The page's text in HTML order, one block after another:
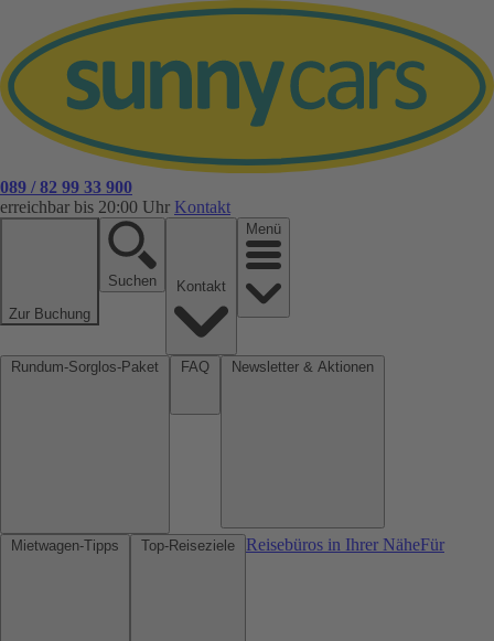
089 / 82 99 33 900
erreichbar bis 20:00 Uhr Kontakt
Zur Buchung
Suchen
Menü
Reisebüros in Ihrer NäheFür